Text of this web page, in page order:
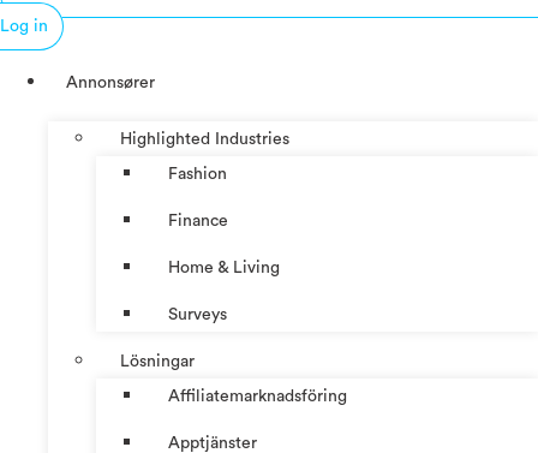
Log in
Annonsører
Highlighted Industries
Fashion
Finance
Home & Living
Surveys
Lösningar
Affiliatemarknadsföring
Apptjänster